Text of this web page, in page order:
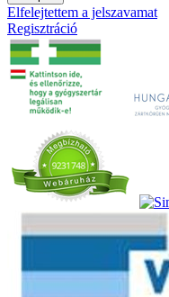
Elfelejtettem a jelszavamat
Regisztráció